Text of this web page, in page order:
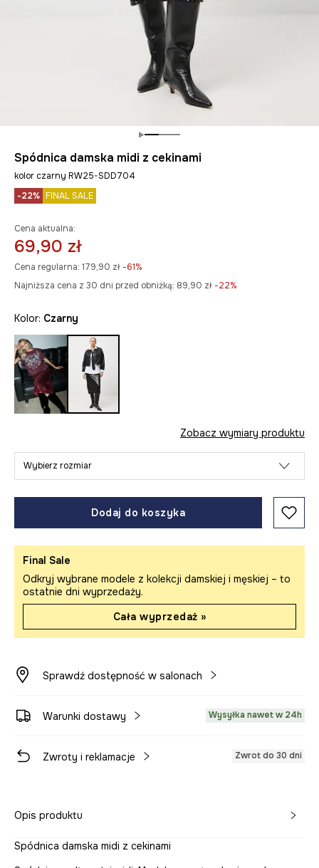
Spódnica damska midi z cekinami
kolor czarny RW25-SDD704
-22% FINAL SALE
Cena aktualna:
69,90 zł
Cena regularna: 179,90 zł -61%
Najniższa cena z 30 dni przed obniżką: 89,90 zł -22%
Kolor: czarny
Zobacz wymiary produktu
Wybierz rozmiar
Dodaj do koszyka
Final Sale
Odkryj wybrane modele z kolekcji damskiej i męskiej – to
ostatnie dni wyprzedaży.
Cała wyprzedaż »
Sprawdź dostępność w salonach
Warunki dostawy Wysyłka nawet w 24h
Zwroty i reklamacje Zwrot do 30 dni
Opis produktu
Spódnica damska midi z cekinami